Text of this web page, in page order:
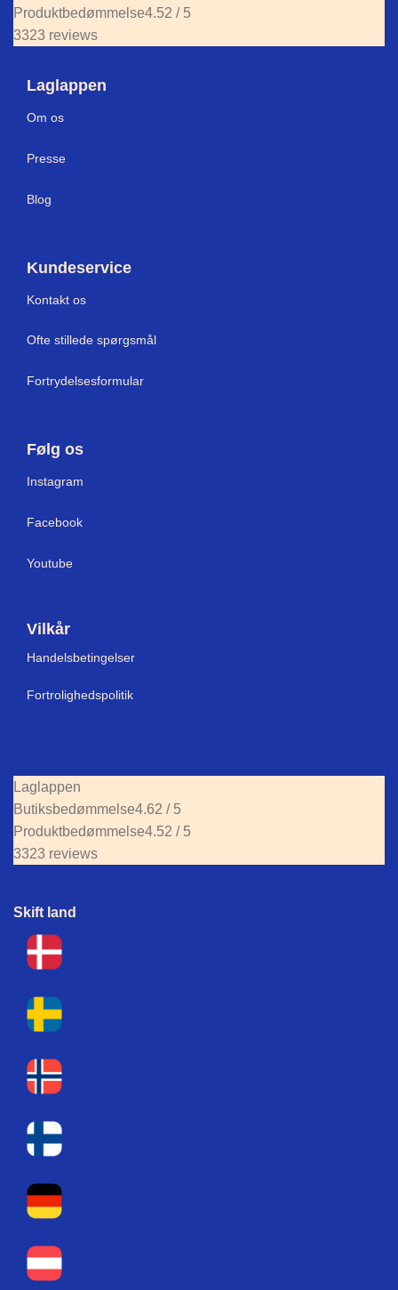
Produktbedømmelse4.52 / 5
3323 reviews
Laglappen
Om os
Presse
Blog
Kundeservice
Kontakt os
Ofte stillede spørgsmål
Fortrydelsesformular
Følg os
Instagram
Facebook
Youtube
Vilkår
Handelsbetingelser
Fortrolighedspolitik
Laglappen
Butiksbedømmelse4.62 / 5
Produktbedømmelse4.52 / 5
3323 reviews
Skift land